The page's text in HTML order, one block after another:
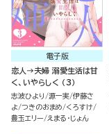
電子版
恋人→夫婦 溺愛生活は甘
く、いやらしく （3）
志波ひより 源一実 伊藤さ
よ つきのおまめ
くろすけ
豊玉エリー
えまる・じょん